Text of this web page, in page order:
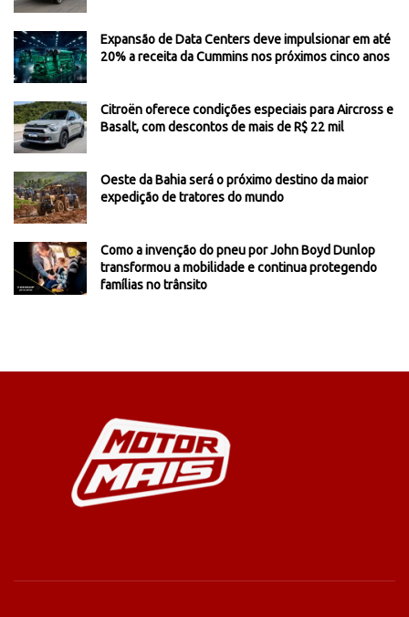
Expansão de Data Centers deve impulsionar em até
20% a receita da Cummins nos próximos cinco anos
Citroën oferece condições especiais para Aircross e
Basalt, com descontos de mais de R$ 22 mil
Oeste da Bahia será o próximo destino da maior
expedição de tratores do mundo
Como a invenção do pneu por John Boyd Dunlop
transformou a mobilidade e continua protegendo
famílias no trânsito